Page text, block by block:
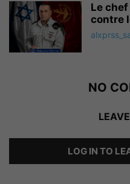
Le
contre
NO
LOG IN TO